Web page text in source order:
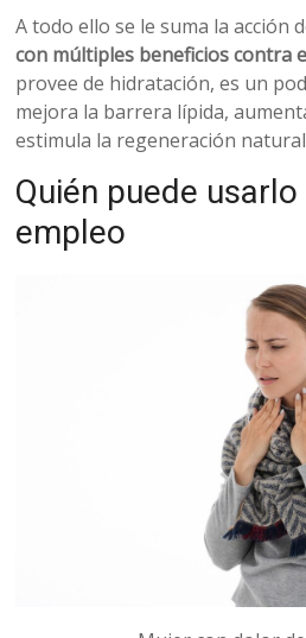
A todo ello se le suma la acción
con múltiples beneficios contra
provee de hidratación, es un
mejora la barrera lípida,
estimula la regeneración
Quién puede
empleo